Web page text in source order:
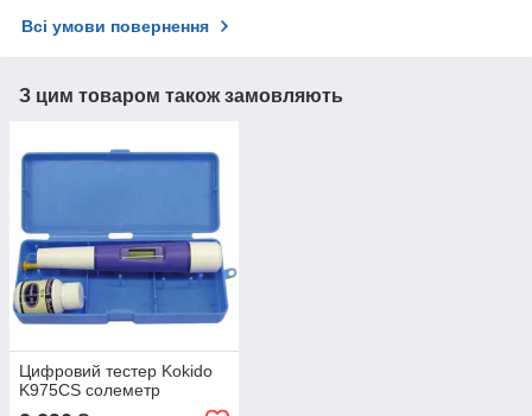
Всі умови повернення
З цим товаром також замовляють
Цифровий тестер Kokido
K975CS солеметр